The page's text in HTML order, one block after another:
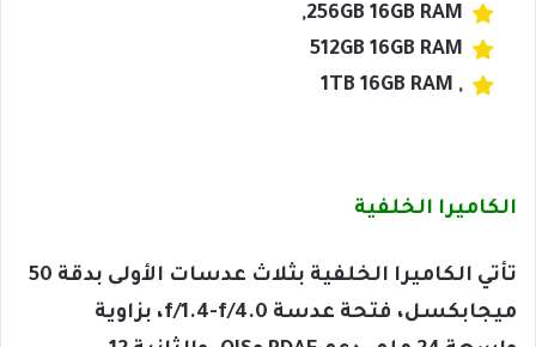
256GB 16GB RAM,
512GB 16GB RAM
, 1TB 16GB RAM
الكاميرا الخلفية
تأتي الكاميرا الخلفية بثلاث عدسات الأولى بدقة 50
ميجابكسل، فتحة عدسة f/1.4-f/4.0، بزاوية